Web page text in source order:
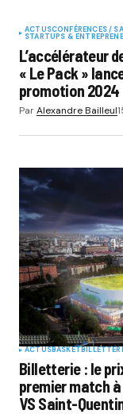
ACTUSCONFÉRENCES /
STARTUPS &
L’accélérateur
« Le Pack »
promotion 2024
ParAlexandre Bailleul
ACTUSBASKET
Billetterie : le
premier match
VS Saint-